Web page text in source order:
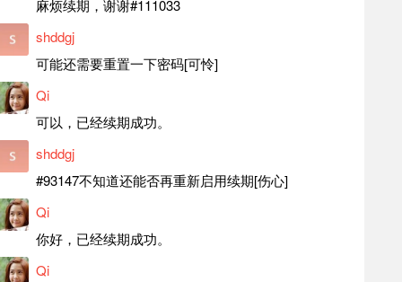
麻烦续期，谢谢#111033
shddgj
可能还需要重置一下密码[可怜]
Qi
可以，已经续期成功。
shddgj
#93147不知道还能否再重新启用续期[伤心]
Qi
你好，已经续期成功。
Qi